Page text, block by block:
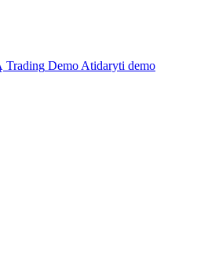
Trading Demo Atidaryti demo